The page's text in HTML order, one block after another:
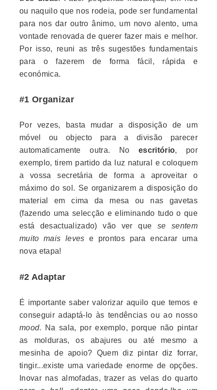
ou naquilo que nos rodeia, pode ser fundamental
para nos dar outro ânimo, um novo alento, uma
vontade renovada de querer fazer mais e melhor.
Por isso, reuni as três sugestões fundamentais
para o fazerem de forma fácil, rápida e
económica.
#1 Organizar
Por vezes, basta mudar a disposição de um
móvel ou objecto para a divisão parecer
automaticamente outra. No escritório, por
exemplo, tirem partido da luz natural e coloquem
a vossa secretária de forma a aproveitar o
máximo do sol. Se organizarem a disposição do
material em cima da mesa ou nas gavetas
(fazendo uma selecção e eliminando tudo o que
está desactualizado) vão ver que se sentem
muito mais leves e prontos para encarar uma
nova etapa!
#2 Adaptar
É importante saber valorizar aquilo que temos e
conseguir adaptá-lo às tendências ou ao nosso
mood. Na sala, por exemplo, porque não pintar
as molduras, os abajures ou até mesmo a
mesinha de apoio? Quem diz pintar diz forrar,
tingir...existe uma variedade enorme de opções.
Inovar nas almofadas, trazer as velas do quarto